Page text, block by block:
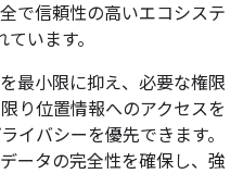
で信頼性の高いエコシステ
います。
最小限に抑え、必要な権限
り位置情報へのアクセスを
イバシーを優先できます。
ータの完全性を確保し、強